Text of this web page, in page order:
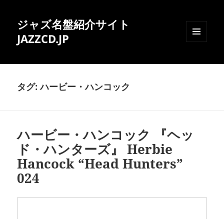
ジャズ名盤紹介サイト
JAZZCD.JP
ィジェ
タグ:ハービー・ハンコック
ハービー・ハンコック 『ヘッ
ド・ハンターズ』 Herbie
Hancock “Head Hunters”
024